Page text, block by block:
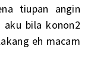
tiupan angin
aku bila konon2
eh macam